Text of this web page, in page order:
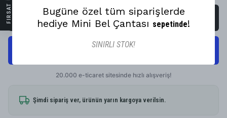
SEPETE EKLE
Şimdi sipariş ver, ürünün yarın kargoya verilsin.
Bugüne özel tüm siparişlerde
hediye Mini Bel Çantası sepetinde!
SINIRLI STOK!